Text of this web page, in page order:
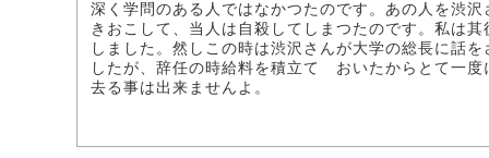
深く学問のある人ではなかつたのです。あの人を渋
きおこして、当人は自殺してしまつたのです。私は
しました。然しこの時は渋沢さんが大学の総長に話
したが、辞任の時給料を積立てゝおいたからとて一
去る事は出来ませんよ。